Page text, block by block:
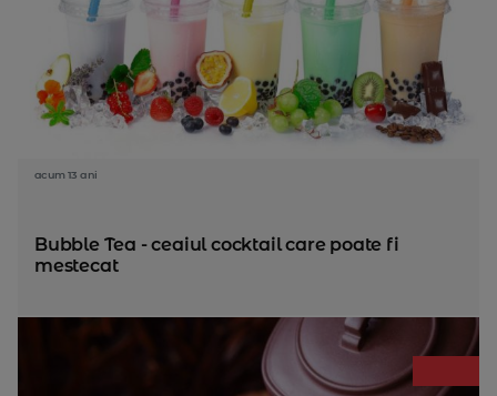
acum 13 ani
Bubble Tea - ceaiul cocktail care poate fi
mestecat